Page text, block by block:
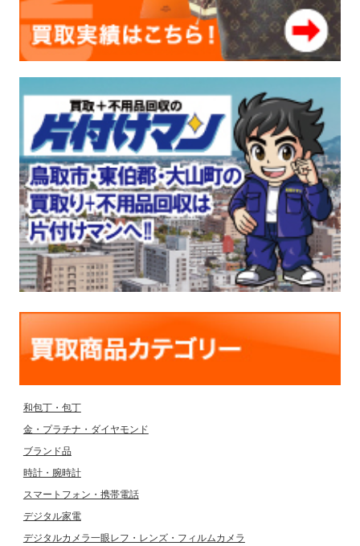
和包丁・包丁
金・プラチナ・ダイヤモンド
ブランド品
時計・腕時計
スマートフォン・携帯電話
デジタル家電
デジタルカメラ一眼レフ・レンズ・フィルムカメラ